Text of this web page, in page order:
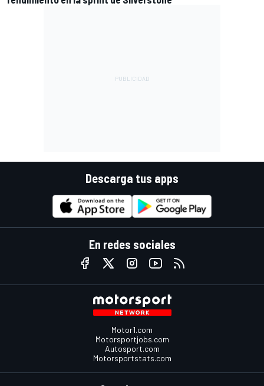
Descarga tus apps
En redes sociales
Motor1.com
Motorsportjobs.com
Autosport.com
Motorsportstats.com